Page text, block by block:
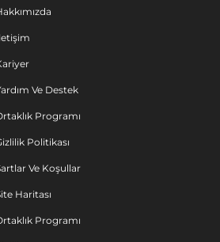
Ve Destek
Programı
Politikası
Ve Koşullar
Haritası
Programı